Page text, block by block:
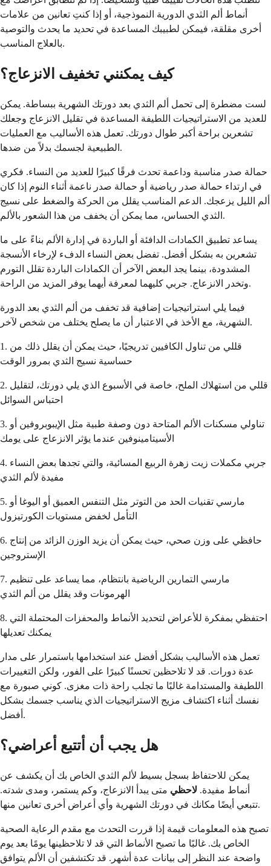
أنماط ألم الثدي الدورية النموذجية، أو إذا كنتِ تعانين من علامات
أخرى مقلقة، فيمكن لطبيبك المساعدة في تحديد ما يحدث والتوصية
بالعلاج المناسب.
كيف يمكنني تخفيف الانزعاج؟
لست مضطرة إلى تحمل ألم الثدي بعد دورتك الشهرية ببساطة. يمكن
للعديد من الاستراتيجيات اللطيفة المساعدة في تقليل الانزعاج وجعلك
تشعرين براحة أكبر طوال دورتك. تعمل هذه الأساليب مع العمليات
الطبيعية لجسمك بدلاً من ضدها.
حمالة صدر مناسبة وداعمة تحدث فرقًا كبيرًا للعديد من النساء. فكري
في ارتداء حمالة صدر رياضية أو حمالة صدر ناعمة أثناء النوم إذا كان
ألم الليل يزعجك. الدعم المناسب يقلل من الحركة والضغط على نسيج
الثدي الحساس، مما يمكن أن يخفف من هذا الشعور بالألم.
يساعد تطبيق الكمادات الدافئة أو الباردة في إدارة الألم بناءً على ما
تشعرين به بشكل أفضل. تفضل بعض النساء الدفء لإرخاء الأنسجة
المشدودة، بينما يجد البعض الآخر أن الكمادات الباردة تقلل التورم
وتخدر الانزعاج. جربي كليهما لمعرفة أيهما يوفر المزيد من الراحة.
فيما يلي استراتيجيات إضافية قد تخفف من ألم الثدي بعد الدورة
الشهرية، مع الأخذ في الاعتبار أن ما يصلح يختلف من شخص لآخر.
1. قللي من تناول الكافيين تدريجيًا، حيث يمكن أن يقلل ذلك من
حساسية نسيج الثدي بمرور الوقت
2. قللي من استهلاك الملح، خاصة في الأسبوع الذي يلي دورتك، لتقليل
احتباس السوائل
3. تناولي مسكنات الألم المتاحة دون وصفة طبية مثل الإيبوبروفين أو
الأسيتامينوفين عندما يؤثر الانزعاج على يومك
4. جربي مكملات زيت زهرة الربيع المسائية، والتي تجدها بعض النساء
مفيدة لألم الثدي
5. مارسي تقنيات الحد من التوتر مثل التنفس العميق أو اليوغا أو
التأمل لخفض مستويات الكورتيزول
6. حافظي على وزن صحي، حيث يمكن أن يزيد الوزن الزائد من إنتاج
الإستروجين
7. مارسي التمارين الرياضية بانتظام، مما يساعد على تنظيم
الهرمونات وقد يقلل من ألم الثدي
8. احتفظي بمفكرة للأعراض لتحديد الأنماط والمحفزات المحتملة التي
يمكنك تعديلها
تعمل هذه الأساليب بشكل أفضل عند استخدامها باستمرار على مدار
عدة دورات. قد لا تلاحظين تحسنًا كبيرًا على الفور، ولكن التغييرات
اللطيفة والمستدامة غالبًا ما تجلب راحة ذات مغزى. كوني صبورة مع
نفسك أثناء اكتشاف مزيج الاستراتيجيات الذي يناسب جسمك بشكل
أفضل.
هل يجب أن أتتبع أعراضي؟
يمكن للاحتفاظ بسجل بسيط لألم الثدي الخاص بك أن يكشف عن
أنماط مفيدة. لاحظي متى يبدأ الانزعاج، وكم يستمر، ومدى شدته.
تتبعي أيضًا مكانك في دورتك الشهرية وأي أعراض أخرى تعانين منها.
تصبح هذه المعلومات قيمة إذا قررت التحدث مع مقدم الرعاية الصحية
الخاص بك. غالبًا ما تصبح الأنماط التي قد لا تلاحظينها يومًا بعد يوم
واضحة عند النظر إلى بيانات عدة أشهر. قد تكتشفين أن الألم يتوافق